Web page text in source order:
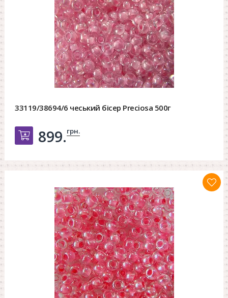
33119/38694/6 чеський бісер Preciosa 500г
Добавить в корзину
899.грн.